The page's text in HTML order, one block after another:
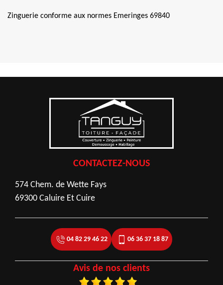
Zinguerie conforme aux normes Emeringes 69840
CONTACTEZ-NOUS
574 Chem. de Wette Fays
69300 Caluire Et Cuire
04 82 29 46 22 06 36 37 18 87
Avis de nos clients